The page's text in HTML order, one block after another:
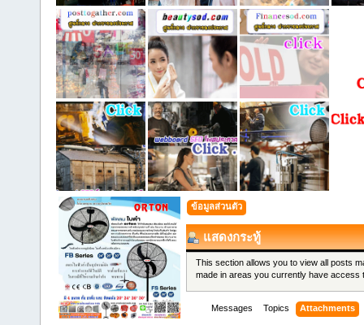
ข้อมูลส่วนตัว
แสดงกระทู้
This section allows you to view all posts
made in areas you currently have access
Messages Topics Attachments